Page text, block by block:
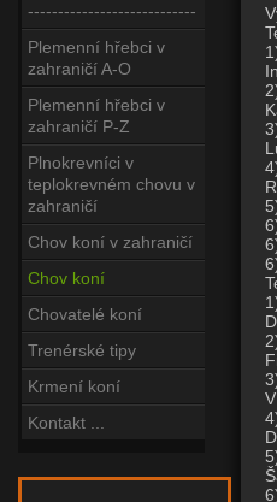
----------------------------
Plemenní hřebci v
zahraničí A-O
Plemenní hřebci v
zahraničí P-Z
Plnokrevníci v
teplokrevném chovu v
zahraničí
Chov koní v zahraničí
Chov koní
Chovatelé koní
Trenérské tipy
Krmení koní
Kontakt ...